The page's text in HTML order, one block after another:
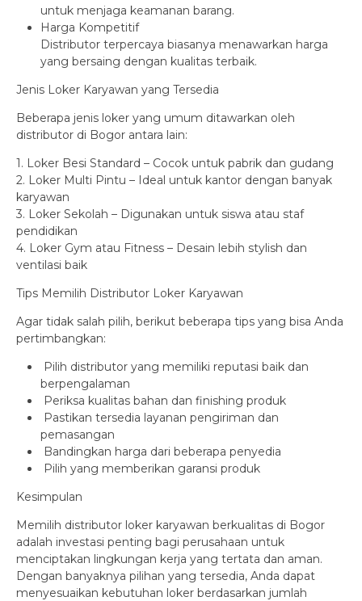
untuk menjaga keamanan barang.
Harga Kompetitif
Distributor terpercaya biasanya menawarkan harga
yang bersaing dengan kualitas terbaik.
Jenis Loker Karyawan yang Tersedia
Beberapa jenis loker yang umum ditawarkan oleh
distributor di Bogor antara lain:
1. Loker Besi Standard – Cocok untuk pabrik dan gudang
2. Loker Multi Pintu – Ideal untuk kantor dengan banyak
karyawan
3. Loker Sekolah – Digunakan untuk siswa atau staf
pendidikan
4. Loker Gym atau Fitness – Desain lebih stylish dan
ventilasi baik
Tips Memilih Distributor Loker Karyawan
Agar tidak salah pilih, berikut beberapa tips yang bisa Anda
pertimbangkan:
Pilih distributor yang memiliki reputasi baik dan
berpengalaman
Periksa kualitas bahan dan finishing produk
Pastikan tersedia layanan pengiriman dan
pemasangan
Bandingkan harga dari beberapa penyedia
Pilih yang memberikan garansi produk
Kesimpulan
Memilih distributor loker karyawan berkualitas di Bogor
adalah investasi penting bagi perusahaan untuk
menciptakan lingkungan kerja yang tertata dan aman.
Dengan banyaknya pilihan yang tersedia, Anda dapat
menyesuaikan kebutuhan loker berdasarkan jumlah